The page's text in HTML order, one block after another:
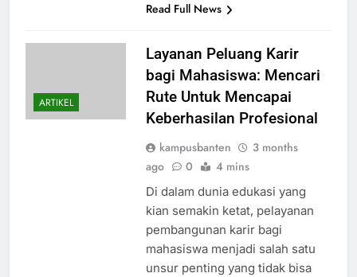
Read Full News
ARTIKEL
Layanan Peluang Karir
bagi Mahasiswa: Mencari
Rute Untuk Mencapai
Keberhasilan Profesional
kampusbanten
3 months
ago
0 4 mins
Di dalam dunia edukasi yang
kian semakin ketat, pelayanan
pembangunan karir bagi
mahasiswa menjadi salah satu
unsur penting yang tidak bisa